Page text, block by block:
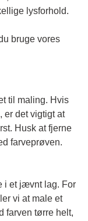
lysforhold.
til maling. Hvis
er det vigtigt at
Husk at fjerne
farveprøven.
i et jævnt lag. For
vi at male et
farven tørre helt,